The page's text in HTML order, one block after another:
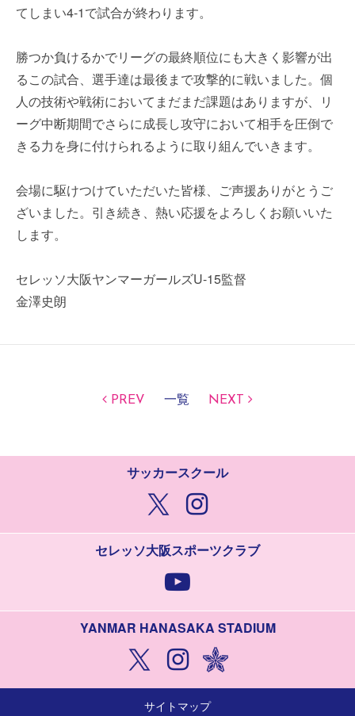
てしまい4-1で試合が終わります。
勝つか負けるかでリーグの最終順位にも大きく影響が出
るこの試合、選手達は最後まで攻撃的に戦いました。個
人の技術や戦術においてまだまだ課題はありますが、リ
ーグ中断期間でさらに成長し攻守において相手を圧倒で
きる力を身に付けられるように取り組んでいきます。
会場に駆けつけていただいた皆様、ご声援ありがとうご
ざいました。引き続き、熱い応援をよろしくお願いいた
します。
セレッソ大阪ヤンマーガールズU-15監督
金澤史朗
PREV 一覧 NEXT
サッカースクール
セレッソ大阪スポーツクラブ
YANMAR HANASAKA STADIUM
サイトマップ